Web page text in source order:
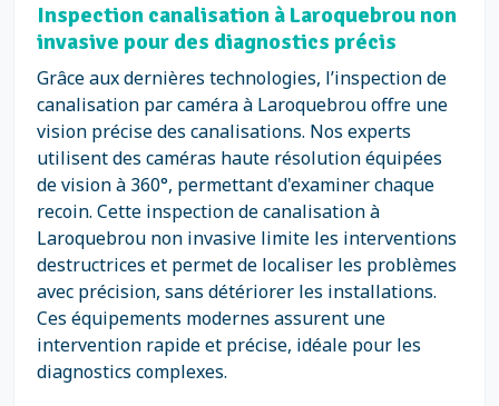
Inspection canalisation à Laroquebrou non
invasive pour des diagnostics précis
Grâce aux dernières technologies, l’inspection de
canalisation par caméra à Laroquebrou offre une
vision précise des canalisations. Nos experts
utilisent des caméras haute résolution équipées
de vision à 360°, permettant d'examiner chaque
recoin. Cette inspection de canalisation à
Laroquebrou non invasive limite les interventions
destructrices et permet de localiser les problèmes
avec précision, sans détériorer les installations.
Ces équipements modernes assurent une
intervention rapide et précise, idéale pour les
diagnostics complexes.